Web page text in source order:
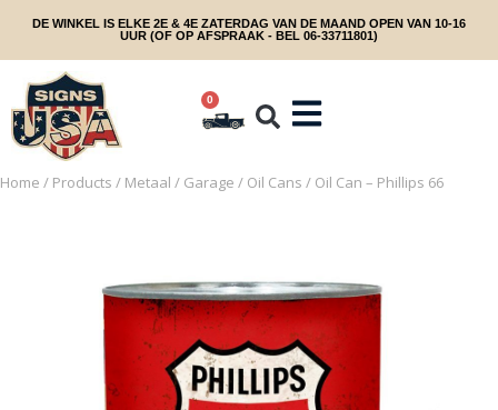
DE WINKEL IS ELKE 2E & 4E ZATERDAG VAN DE MAAND OPEN VAN 10-16
UUR (OF OP AFSPRAAK - BEL 06-33711801)
0
Home / Products / Metaal / Garage / Oil Cans / Oil Can – Phillips 66